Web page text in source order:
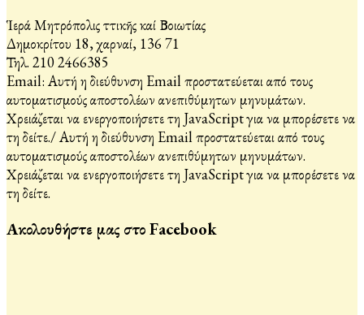
Ἱερά Μητρόπολις Ἀττικῆς καί Βοιωτίας
Δημοκρίτου 18, Ἀχαρναί, 136 71
Τηλ. 210 2466385
Email: Αυτή η διεύθυνση Email προστατεύεται από τους
αυτοματισμούς αποστολέων ανεπιθύμητων μηνυμάτων.
Χρειάζεται να ενεργοποιήσετε τη JavaScript για να μπορέσετε να
τη δείτε./Αυτή η διεύθυνση Email προστατεύεται από τους
αυτοματισμούς αποστολέων ανεπιθύμητων μηνυμάτων.
Χρειάζεται να ενεργοποιήσετε τη JavaScript για να μπορέσετε να
τη δείτε.
Ακολουθήστε μας στο Facebook